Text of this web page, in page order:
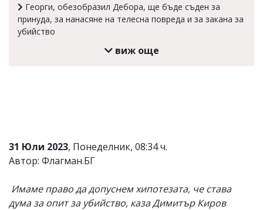
обиден
коментар,
Георги, обезобразил Дебора, ще бъде съден за
принуда, за нанасяне на телесна повреда и за закана за
убийство
виж още
31 Юли 2023, Понеделник, 08:34 ч.
Автор: Флагман.БГ
Имаме право да допуснем хипотезата, че става
дума за опит за убийство, каза Димитър Киров